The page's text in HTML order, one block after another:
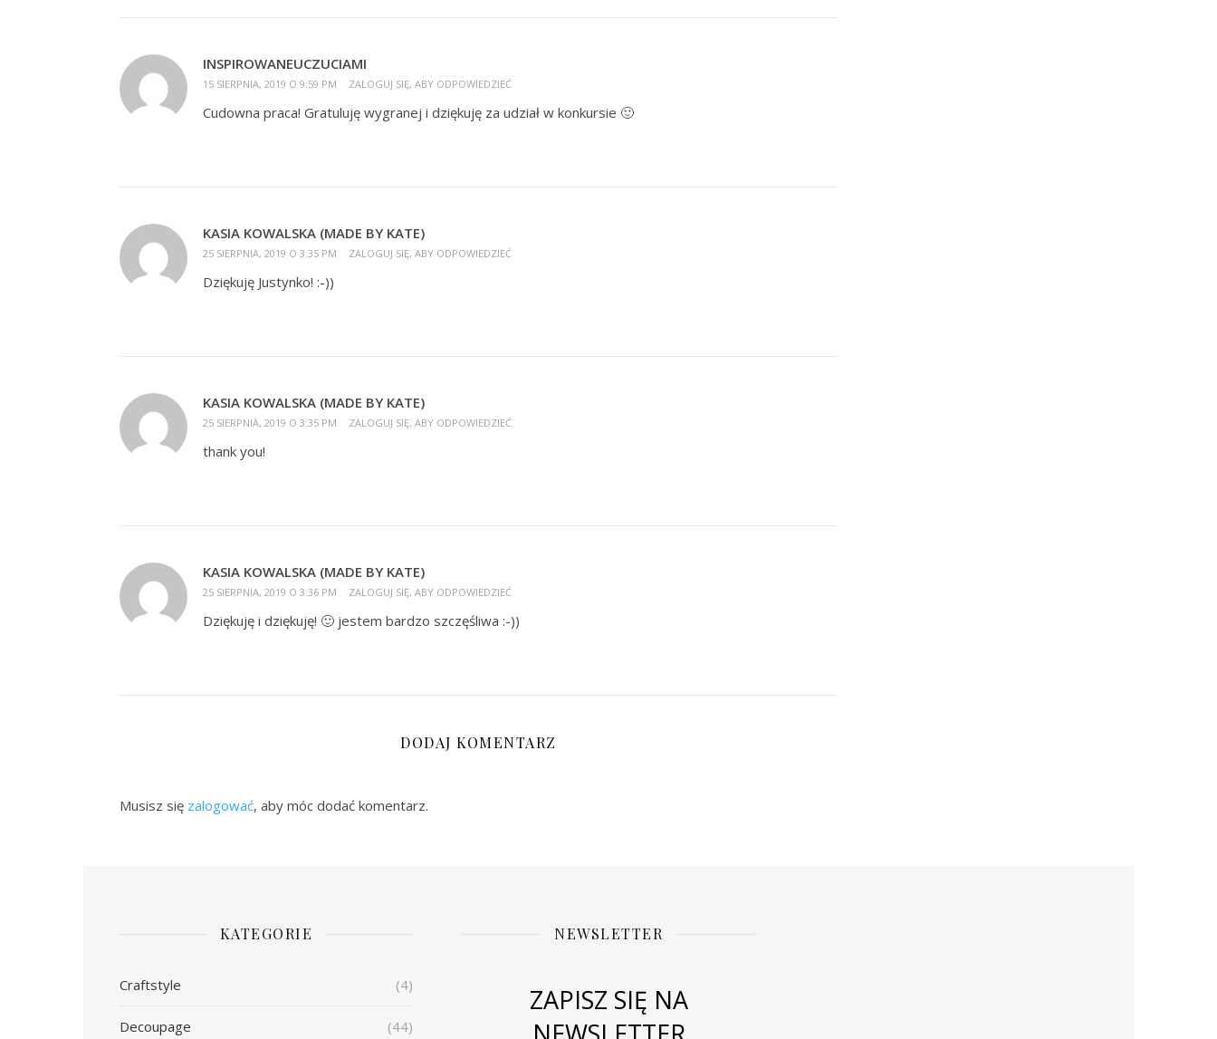
INSPIROWANEUCZUCIAMI
15 SIERPNIA, 2019 O 9:59 PM ZALOGUJ SIĘ, ABY ODPOWIEDZIEĆ
Cudowna praca! Gratuluję wygranej i dziękuję za udział w konkursie 🙂
KASIA KOWALSKA (MADE BY KATE)
25 SIERPNIA, 2019 O 3:35 PM ZALOGUJ SIĘ, ABY ODPOWIEDZIEĆ
Dziękuję Justynko! :-))
KASIA KOWALSKA (MADE BY KATE)
25 SIERPNIA, 2019 O 3:35 PM ZALOGUJ SIĘ, ABY ODPOWIEDZIEĆ
thank you!
KASIA KOWALSKA (MADE BY KATE)
25 SIERPNIA, 2019 O 3:36 PM ZALOGUJ SIĘ, ABY ODPOWIEDZIEĆ
Dziękuję i dziękuję! 🙂 jestem bardzo szczęśliwa :-))
DODAJ KOMENTARZ
Musisz się zalogować, aby móc dodać komentarz.
KATEGORIE
Craftstyle (4)
Decoupage (44)
NEWSLETTER
ZAPISZ SIĘ NA